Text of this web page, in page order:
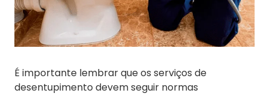
É importante lembrar que os serviços de
desentupimento devem seguir normas